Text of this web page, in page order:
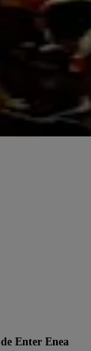
Enter Enea